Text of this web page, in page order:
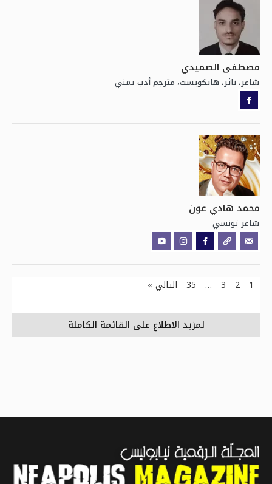
مصطفى الصميدي
شاعر، ناثر، هايكويست، مترجم أدب يمني
محمد هادي عون
شاعر تونسي
1
2
3
…
35 التالي »
لمزيد الاطلاع على القائمة الكاملة